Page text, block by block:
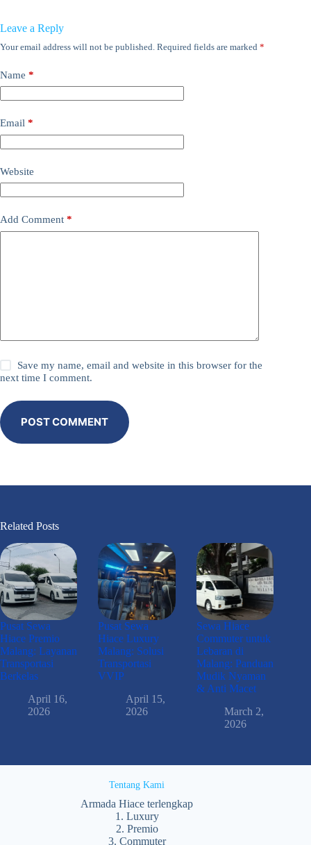
Leave a Reply
Your email address will not be published. Required fields are marked *
Name *
Email *
Website
Add Comment *
Save my name, email and website in this browser for the
next time I comment.
POST COMMENT
Related Posts
Pusat Sewa
Hiace Premio
Malang: Layanan
Transportasi
Berkelas
April 16,
2026
Pusat Sewa
Hiace Luxury
Malang: Solusi
Transportasi
VVIP
April 15,
2026
Sewa Hiace
Commuter untuk
Lebaran di
Malang: Panduan
Mudik Nyaman
& Anti Macet
March 2,
2026
Tentang Kami
Armada Hiace terlengkap
1. Luxury
2. Premio
3. Commuter